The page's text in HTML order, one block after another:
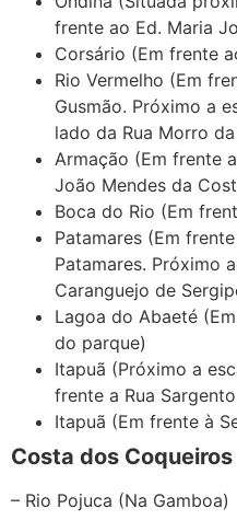
frente ao Ed. Maria
Corsário (Em frente
Rio Vermelho (Em
Gusmão. Próximo a
lado da Rua Morro
Armação (Em frente
João Mendes da
Boca do Rio (Em
Patamares (Em
Patamares. Próximo
Caranguejo de
Lagoa do Abaeté
do parque)
Itapuã (Próximo a
frente a Rua
Itapuã (Em frente à
Costa dos Coqueiros
– Rio Pojuca (Na Gamboa)